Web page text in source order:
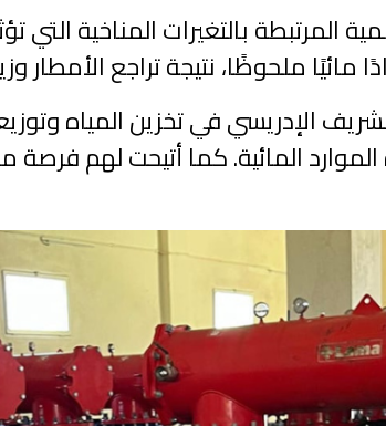
المرتبطة بالتغيرات المناخية التي
ملحوظًا، نتيجة تراجع الأمطار
الإدريسي في تخزين المياه
الموارد المائية. كما أتيحت لهم